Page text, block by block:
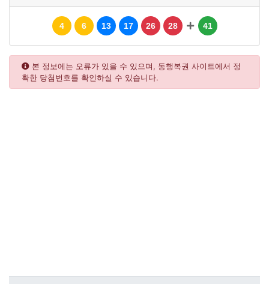
4 6 13 17 26 28 41
본 정보에는 오류가 있을 수 있으며, 동행복권 사이트에서 정
확한 당첨번호를 확인하실 수 있습니다.